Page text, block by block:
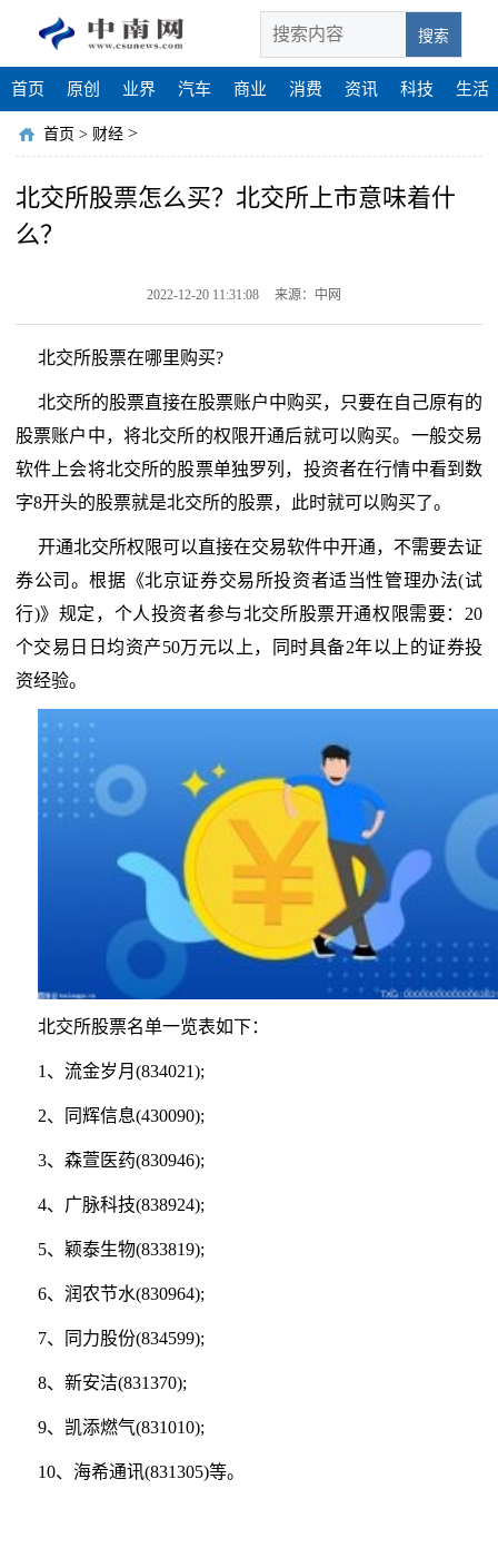
搜索
首页 原创 业界 汽车 商业 消费 资讯 科技 生活
首页 > 财经 >
北交所股票怎么买？北交所上市意味着什
么？
2022-12-20 11:31:08 来源：中网
北交所股票在哪里购买?
北交所的股票直接在股票账户中购买，只要在自己原有的
股票账户中，将北交所的权限开通后就可以购买。一般交易
软件上会将北交所的股票单独罗列，投资者在行情中看到数
字8开头的股票就是北交所的股票，此时就可以购买了。
开通北交所权限可以直接在交易软件中开通，不需要去证
券公司。根据《北京证券交易所投资者适当性管理办法(试
行)》规定，个人投资者参与北交所股票开通权限需要：20
个交易日日均资产50万元以上，同时具备2年以上的证券投
资经验。
北交所股票名单一览表如下：
1、流金岁月(834021);
2、同辉信息(430090);
3、森萱医药(830946);
4、广脉科技(838924);
5、颖泰生物(833819);
6、润农节水(830964);
7、同力股份(834599);
8、新安洁(831370);
9、凯添燃气(831010);
10、海希通讯(831305)等。